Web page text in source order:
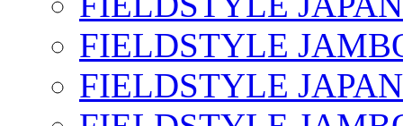
FIELDSTYLE
FIELDSTYLE